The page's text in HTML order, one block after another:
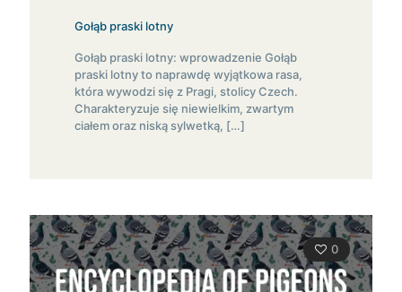
Gołąb praski lotny
Gołąb praski lotny: wprowadzenie Gołąb
praski lotny to naprawdę wyjątkowa rasa,
która wywodzi się z Pragi, stolicy Czech.
Charakteryzuje się niewielkim, zwartym
ciałem oraz niską sylwetką, […]
0